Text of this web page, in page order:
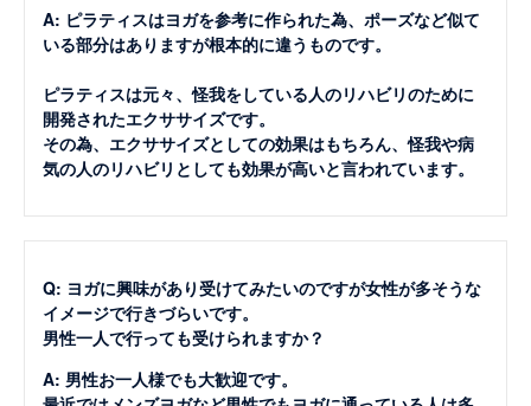
A: ピラティスはヨガを参考に作られた為、ポーズなど似て
いる部分はありますが根本的に違うものです。
ピラティスは元々、怪我をしている人のリハビリのために
開発されたエクササイズです。
その為、エクササイズとしての効果はもちろん、怪我や病
気の人のリハビリとしても効果が高いと言われています。
Q: ヨガに興味があり受けてみたいのですが女性が多そうな
イメージで行きづらいです。
男性一人で行っても受けられますか？
A: 男性お一人様でも大歓迎です。